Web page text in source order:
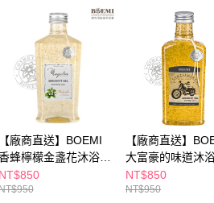
行付款，方視為交易完成。
需立刻繳費，但若您需要取消訂單，請聯絡
取消之訂單仍視為有效，需透過AFTEE先享
享後付 」之結帳頁面顯示為準，若有關於
退款等相關疑問，請聯繫「AFTEE先享後付
support/home
司提供之「AFTEE先享後付」服務完成之交
供個人資料，並將交易相關給付款項請求債
。
瀏覽以下網址：
【廠商直送】BOEMI
蜂檸檬金盞花沐浴膠
250ml
NT$850
【廠商直送】
大富豪的味道沐
275ml
NT$850
NT$950